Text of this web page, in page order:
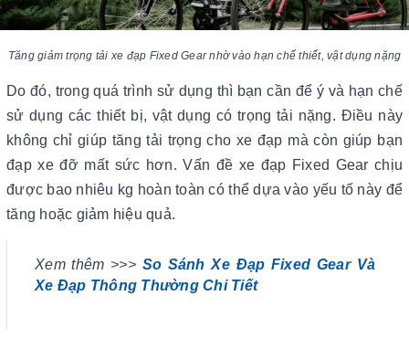
Tăng giảm trọng tải xe đạp Fixed Gear nhờ vào hạn chế thiết, vật dụng nặng
Do đó, trong quá trình sử dụng thì bạn cần để ý và hạn chế
sử dụng các thiết bị, vật dụng có trọng tải nặng. Điều này
không chỉ giúp tăng tải trọng cho xe đạp mà còn giúp bạn
đạp xe đỡ mất sức hơn. Vấn đề xe đạp Fixed Gear chịu
được bao nhiêu kg hoàn toàn có thể dựa vào yếu tố này để
tăng hoặc giảm hiệu quả.
Xem thêm >>> So Sánh Xe Đạp Fixed Gear Và
Xe Đạp Thông Thường Chi Tiết